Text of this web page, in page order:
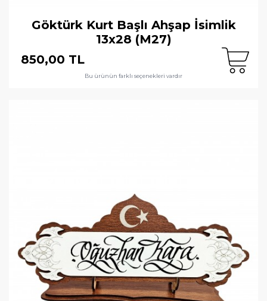
Göktürk Kurt Başlı Ahşap İsimlik
13x28 (M27)
850,00 TL
Bu ürünün farklı seçenekleri vardır